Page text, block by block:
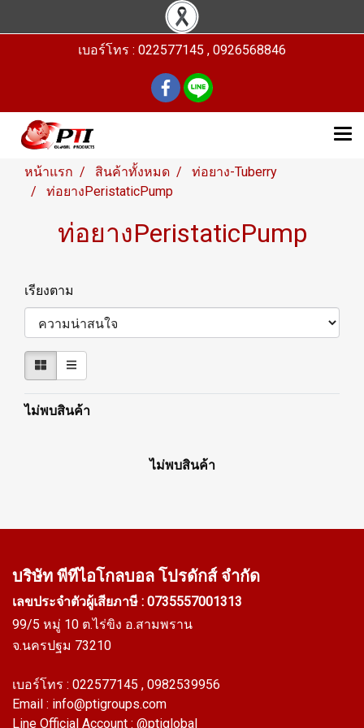
เบอร์โทร : 022577145 , 0926568846
หน้าแรก สินค้าทั้งหมด
ท่อยาง-Tuberry
ท่อยางPeristaticPump
ท่อยางPeristaticPump
เรียงตาม
ไม่พบสินค้า
ไม่พบสินค้า
บริษัท พีทีไอโกลบอล โปรดักส์ จำกัด
เลขประจำตัวผู้เสียภาษี : 0735557001313
99/5 หมู่ 10 ต.ไร่ขิง อ.สามพราน
จ.นครปฐม 73210
เบอร์โทร : 022577145 , 0982539956
Email : info@ptigroups.com
Line Official Account : @ptiglobal